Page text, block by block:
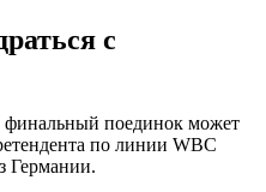
с
финальный поединок может
по линии WBC
Германии.